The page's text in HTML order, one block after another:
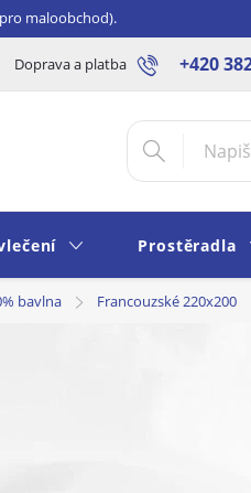
maloobchod).
+420
Doprava a platba Blog
Prostěradla
bavlna Francouzské 220x200